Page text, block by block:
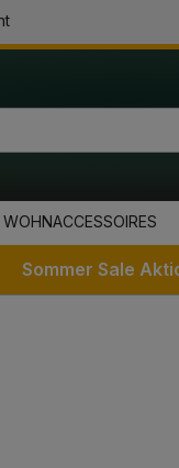
WOHNACCESSOIRES
Sommer Sale